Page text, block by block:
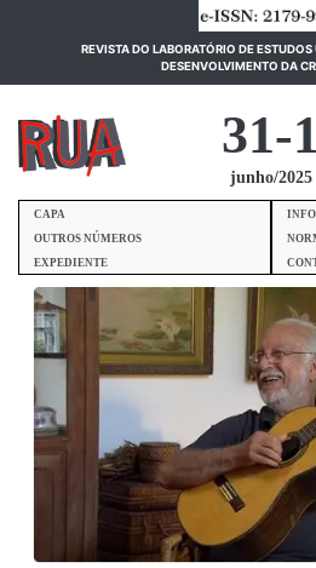
REVISTA DO LABORATÓRIO DE
DESENVOLVIMENTO DA
31-1
junho/2025
CAPA
OUTROS NÚMEROS
EXPEDIENTE